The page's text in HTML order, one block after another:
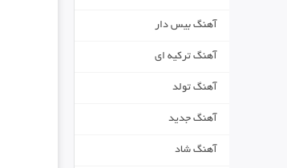
آهنگ بیس دار
آهنگ ترکیه ای
آهنگ تولد
آهنگ جدید
آهنگ شاد